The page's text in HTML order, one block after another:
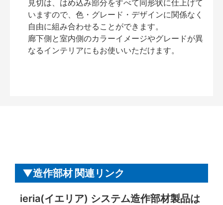
見切は、はめ込み部分をすべて同形状に仕上げて
いますので、色・グレード・デザインに関係なく
自由に組み合わせることができます。
廊下側と室内側のカラーイメージやグレードが異
なるインテリアにもお使いいただけます。
造作部材 関連リンク
ieria(イエリア) システム造作部材製品は